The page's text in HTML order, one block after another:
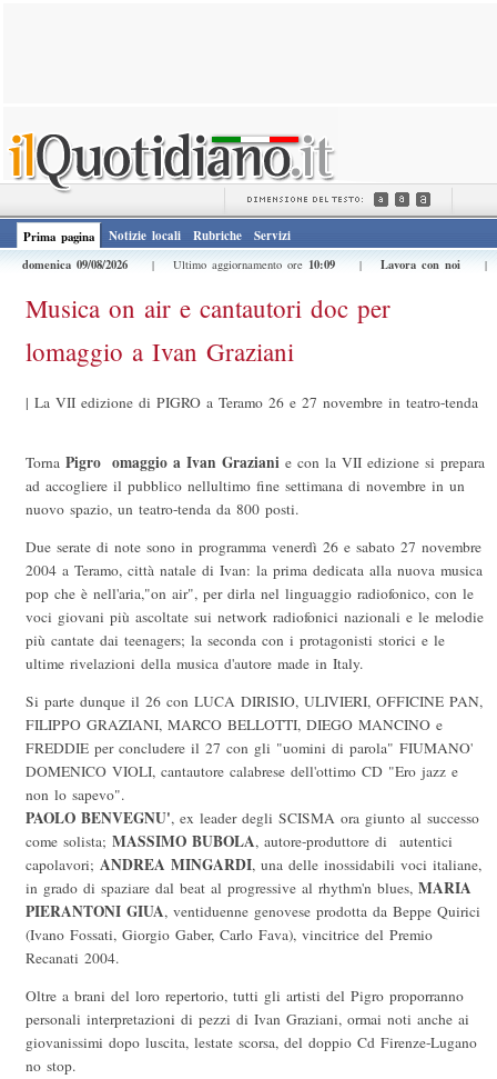
Prima pagina Notizie locali Rubriche
Servizi
domenica 09/08/2026
| Ultimo aggiornamento ore 10:09 | Lavora con noi
Musica on air e cantautori doc per
lomaggio a Ivan Graziani
| La VII edizione di PIGRO a Teramo 26 e 27 novembre in teatro-tenda
Torna  Pigro  omaggio a Ivan Graziani  e con la VII edizione si prepara
ad accogliere il pubblico nellultimo fine settimana di novembre in un
nuovo spazio, un teatro-tenda da 800 posti.
Due serate di note sono in programma venerdì 26 e sabato 27 novembre
2004 a Teramo, città natale di Ivan: la prima dedicata alla nuova musica
pop che è nell'aria,"on air", per dirla nel linguaggio radiofonico, con le
voci giovani più ascoltate sui network radiofonici nazionali e le melodie
più cantate dai teenagers; la seconda con i protagonisti storici e le
ultime rivelazioni della musica d'autore made in Italy.
Si parte dunque il 26 con LUCA DIRISIO, ULIVIERI, OFFICINE PAN,
FILIPPO GRAZIANI, MARCO BELLOTTI, DIEGO MANCINO e
FREDDIE per concludere il 27 con gli "uomini di parola" FIUMANO'
DOMENICO VIOLI, cantautore calabrese dell'ottimo CD "Ero jazz e
non lo sapevo".
PAOLO BENVEGNU', ex leader degli SCISMA ora giunto al successo
come solista; MASSIMO BUBOLA, autore-produttore di autentici
capolavori; ANDREA MINGARDI, una delle inossidabili voci italiane,
in grado di spaziare dal beat al progressive al rhythm'n blues, MARIA
PIERANTONI GIUA, ventiduenne genovese prodotta da Beppe Quirici
(Ivano Fossati, Giorgio Gaber, Carlo Fava), vincitrice del Premio
Recanati 2004.
Oltre a brani del loro repertorio, tutti gli artisti del Pigro proporranno
personali interpretazioni di pezzi di Ivan Graziani, ormai noti anche ai
giovanissimi dopo luscita, lestate scorsa, del doppio Cd Firenze-Lugano
no stop.